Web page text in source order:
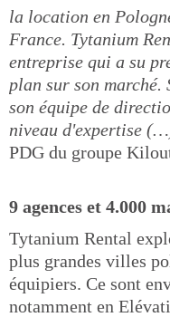
la location en
France. Tytanium
entreprise qui a su
plan sur son
son équipe de
niveau d'expertise
PDG du groupe
9 agences et 4.000
Tytanium Rental
plus grandes villes
équipiers. Ce sont
notamment en